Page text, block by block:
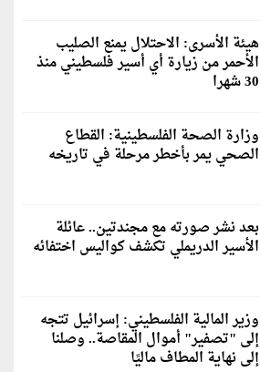
هيئة الأسرى: الاحتلال يمنع الصليب
الأحمر من زيارة أي أسير فلسطيني منذ
30 شهرا
وزارة الصحة الفلسطينية: القطاع
الصحي يمر بأخطر مرحلة في تاريخه
بعد نشر صورته مع مجندتين.. عائلة
الأسير الدريملي تكشف كواليس اختفائه
وزير المالية الفلسطيني: إسرائيل تتجه
إلى "تصفير" أموال المقاصة.. وصلنا
إلى نهاية المطاف ماليًا